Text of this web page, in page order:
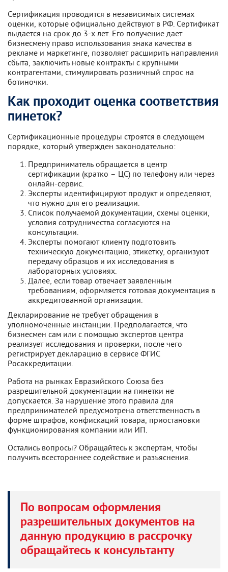
Сертификация проводится в независимых системах
оценки, которые официально действуют в РФ. Сертификат
выдается на срок до 3-х лет. Его получение дает
бизнесмену право использования знака качества в
рекламе и маркетинге, позволяет расширить направления
сбыта, заключить новые контракты с крупными
контрагентами, стимулировать розничный спрос на
ботиночки.
Как проходит оценка соответствия
пинеток?
Сертификационные процедуры строятся в следующем
порядке, который утвержден законодательно:
Предприниматель обращается в центр
сертификации (кратко – ЦС) по телефону или через
онлайн-сервис.
Эксперты идентифицируют продукт и определяют,
что нужно для его реализации.
Список получаемой документации, схемы оценки,
условия сотрудничества согласуются на
консультации.
Эксперты помогают клиенту подготовить
техническую документацию, этикетку, организуют
передачу образцов и их исследования в
лабораторных условиях.
Далее, если товар отвечает заявленным
требованиям, оформляется готовая документация в
аккредитованной организации.
Декларирование не требует обращения в
уполномоченные инстанции. Предполагается, что
бизнесмен сам или с помощью экспертов центра
реализует исследования и проверки, после чего
регистрирует декларацию в сервисе ФГИС
Росаккредитации.
Работа на рынках Евразийского Союза без
разрешительной документации на пинетки не
допускается. За нарушение этого правила для
предпринимателей предусмотрена ответственность в
форме штрафов, конфискаций товара, приостановки
функционирования компании или ИП.
Остались вопросы? Обращайтесь к экспертам, чтобы
получить всестороннее содействие и разъяснения.
По вопросам оформления
разрешительных документов на
данную продукцию в рассрочку
обращайтесь к консультанту